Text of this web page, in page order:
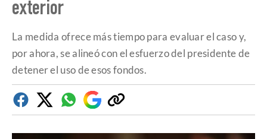
exterior
La medida ofrece más tiempo para evaluar el caso y,
por ahora, se alineó con el esfuerzo del presidente de
detener el uso de esos fondos.
FacebookTwitterWhatsapp
Google
Discover
Copiar
enlace